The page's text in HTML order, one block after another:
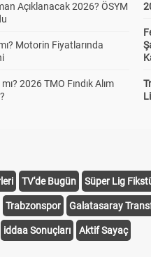
Açıklanacak 2026? ÖSYM
Motorin Fiyatlarında
mı? 2026 TMO Fındık Alım
TV'de Bugün Süper Lig
Trabzonspor Galatasaray
iddaa Sonuçları Aktif Sayaç